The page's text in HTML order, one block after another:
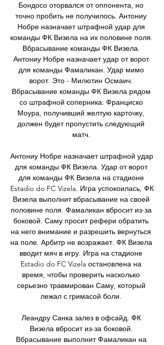
Бондосо оторвался от оппонента, но
точно пробить не получилось. Антониу
Нобре назначает штрафной удар для
команды ФК Визела на их половине поля.
Вбрасывание команды ФК Визела.
Антониу Нобре назначает удар от ворот
для команды Фамаликан. Удар мимо
ворот. Это - Милютин Осмаич.
Вбрасывание команды ФК Визела рядом
со штрафной соперника. Франциско
Моура, получивший желтую карточку,
должен будет пропустить следующий
матч.
Антониу Нобре назначает штрафной удар
для команды ФК Визела. Удар от ворот
для команды ФК Визела на стадионе
Estadio do FC Vizela. Игра успокоилась, ФК
Визела выполнит вбрасывание на своей
половине поля. Фамаликан вбросит из-за
боковой. Саму просит рефери обратить
на него внимание и разрешить вернуться
на поле. Арбитр не возражает. ФК Визела
вводит мяч в игру. Игра на стадионе
Estadio do FC Vizela остановлена на
время, чтобы проверить насколько
серьезно травмирован Саму, который
лежал с гримасой боли.
Леандру Санка залез в офсайд. ФК
Визела вбросит из-за боковой.
Вбрасывание выполнит Фамаликан на